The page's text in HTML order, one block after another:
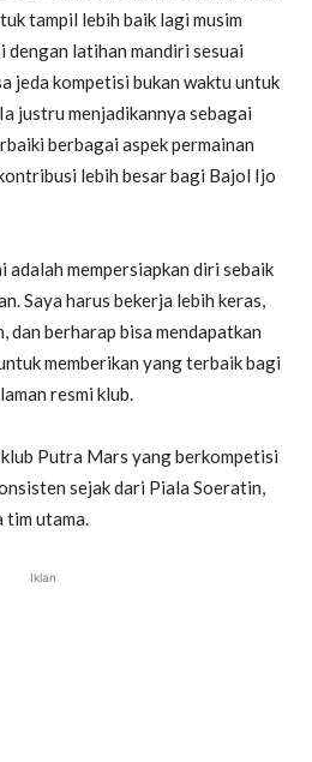
tampil lebih baik lagi musim
dengan latihan mandiri sesuai
jeda kompetisi bukan waktu untuk
justru menjadikannya sebagai
berbagai aspek permainan
lebih besar bagi Bajol Ijo
adalah mempersiapkan diri sebaik
Saya harus bekerja lebih keras,
dan berharap bisa mendapatkan
memberikan yang terbaik bagi
resmi klub.
Putra Mars yang berkompetisi
sejak dari Piala Soeratin,
tim utama.
Iklan